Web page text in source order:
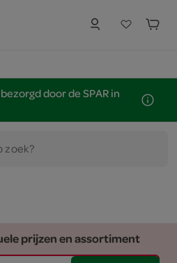
door de SPAR in
zoek?
prijzen en assortiment